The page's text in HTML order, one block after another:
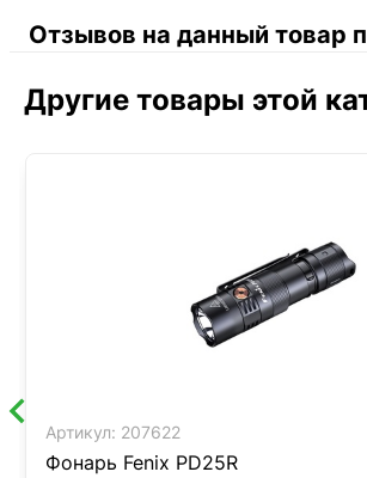
Отзывов на данный товар
Другие товары этой
Артикул: 207622
Фонарь Fenix PD25R